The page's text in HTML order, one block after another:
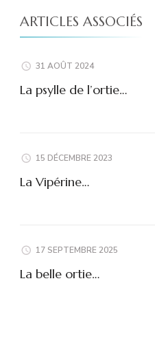
ARTICLES ASSOCIÉS
31 AOÛT 2024
La psylle de l’ortie…
15 DÉCEMBRE 2023
La Vipérine…
17 SEPTEMBRE 2025
La belle ortie…